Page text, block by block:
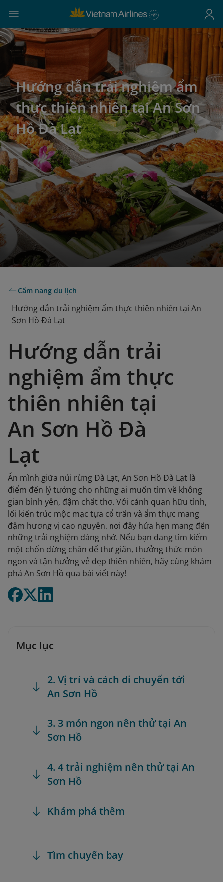
Hướng dẫn trải nghiệm ẩm
thực thiên nhiên tại An Sơn
Hồ Đà Lạt
Cẩm nang du lịch
Hướng dẫn trải nghiệm ẩm thực thiên nhiên tại An
Sơn Hồ Đà Lạt
Hướng dẫn trải
nghiệm ẩm thực
thiên nhiên tại
An Sơn Hồ Đà
Lạt
Ẩn mình giữa núi rừng Đà Lạt, An Sơn Hồ Đà Lạt là
điểm đến lý tưởng cho những ai muốn tìm về không
gian bình yên, đậm chất thơ. Với cảnh quan hữu tình,
lối kiến trúc mộc mạc tựa cổ trấn và ẩm thực mang
đậm hương vị cao nguyên, nơi đây hứa hẹn mang đến
những trải nghiệm đáng nhớ. Nếu bạn đang tìm kiếm
một chốn dừng chân để thư giãn, thưởng thức món
ngon và tận hưởng vẻ đẹp thiên nhiên, hãy cùng khám
phá An Sơn Hồ qua bài viết này!
Mục lục
2. Vị trí và cách di chuyển tới
An Sơn Hồ
3. 3 món ngon nên thử tại An
Sơn Hồ
4. 4 trải nghiệm nên thử tại An
Sơn Hồ
Khám phá thêm
Tìm chuyến bay